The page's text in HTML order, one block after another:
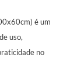
é um
uso,
no